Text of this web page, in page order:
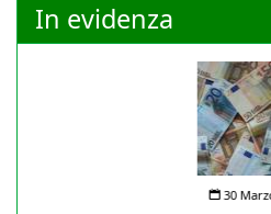
In evidenza
30 Marzo